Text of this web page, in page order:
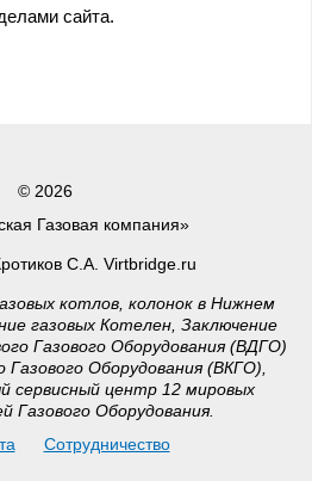
сайта.
© 2026
Газовая компания»
С.А. Virtbridge.ru
котлов, колонок в Нижнем
газовых Котелен, Заключение
Газового Оборудования (ВДГО)
Оборудования (ВКГО),
сервисный центр 12 мировых
Газового Оборудования.
Сотрудничество